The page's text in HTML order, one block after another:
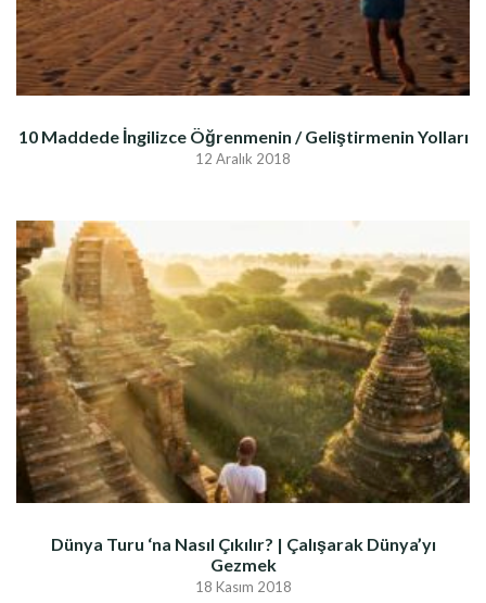
10 Maddede İngilizce Öğrenmenin / Geliştirmenin Yolları
12 Aralık 2018
Dünya Turu ‘na Nasıl Çıkılır? | Çalışarak Dünya’yı
Gezmek
18 Kasım 2018